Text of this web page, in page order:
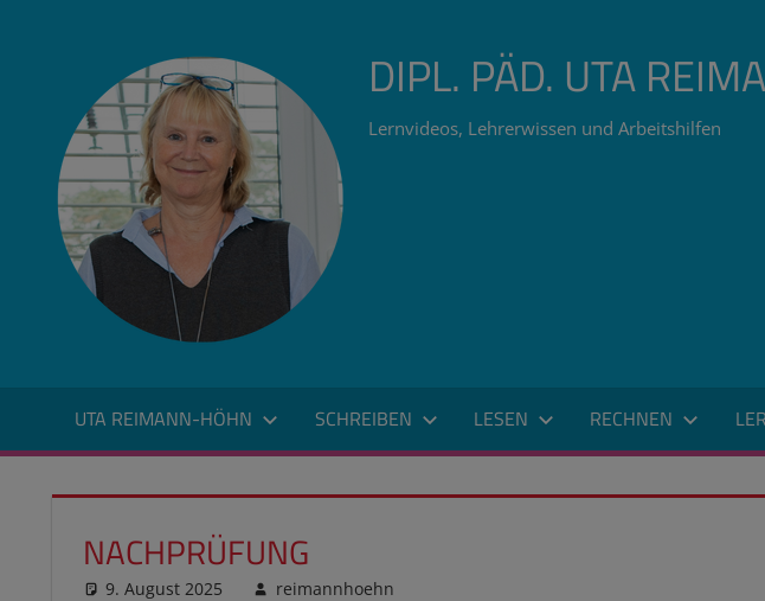
DIPL. PÄD. UTA
Lernvideos, Lehrerwissen und Arbeitshilfen
UTA REIMANN-HÖHN SCHREIBEN LESEN RECHNEN
NACHPRÜFUNG
9. August 2025 reimannhoehn